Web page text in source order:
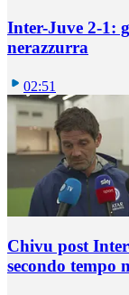
Inter-Juve 2-1:
nerazzurra
02:51
Chivu post
secondo tempo